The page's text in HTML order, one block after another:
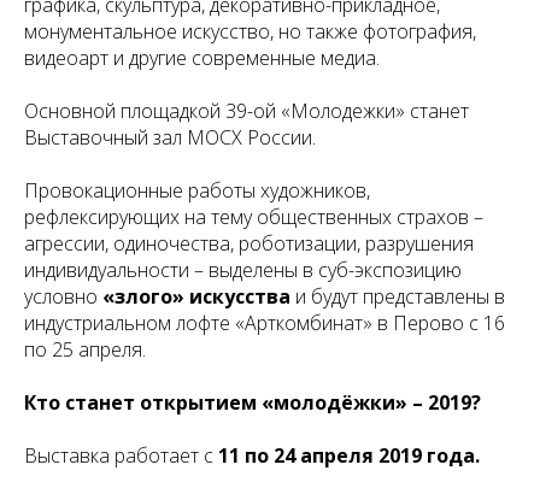
монументальное искусство, но также фотография,
видеоарт и другие современные медиа.
Основной площадкой 39-ой «Молодежки» станет
Выставочный зал МОСХ России.
Провокационные работы художников,
рефлексирующих на тему общественных страхов –
агрессии, одиночества, роботизации, разрушения
индивидуальности – выделены в суб-экспозицию
условно «злого» искусства и будут представлены в
индустриальном лофте «Арткомбинат» в Перово с 16
по 25 апреля.
Кто станет открытием «молодёжки» – 2019?
Выставка работает с 11 по 24 апреля 2019 года.